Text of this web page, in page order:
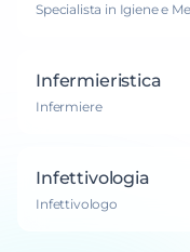
Specialista in Igiene e
Infermieristica
Infermiere
Infettivologia
Infettivologo